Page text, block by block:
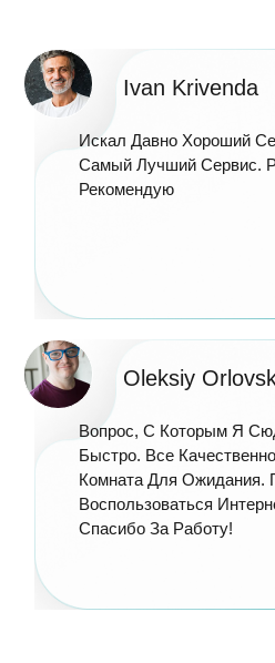
Ivan Krivenda
Искал Давно Хороший
Самый Лучший Сервис.
Рекомендую
Oleksiy
Вопрос, С Которым Я
Быстро. Все
Комната Для Ожидания.
Воспользоваться
Спасибо За Работу!